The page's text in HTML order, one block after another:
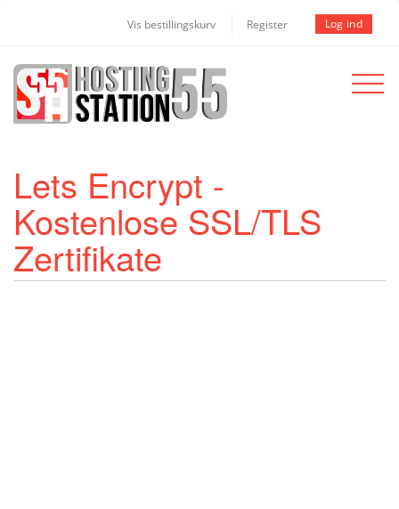
Vis bestillingskurv Register Log ind
Toggle
Lets Encrypt -
Kostenlose SSL/TLS
Zertifikate